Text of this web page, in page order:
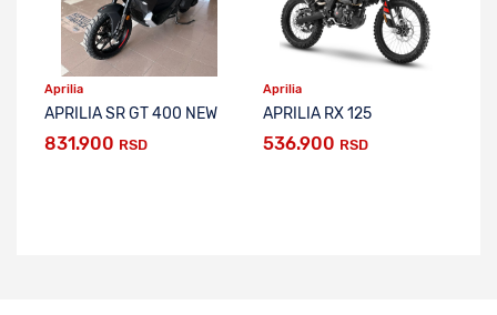
Aprilia
APRILIA SR GT 400 NEW
831.900 RSD
Aprilia
APRILIA RX 125
536.900 RSD